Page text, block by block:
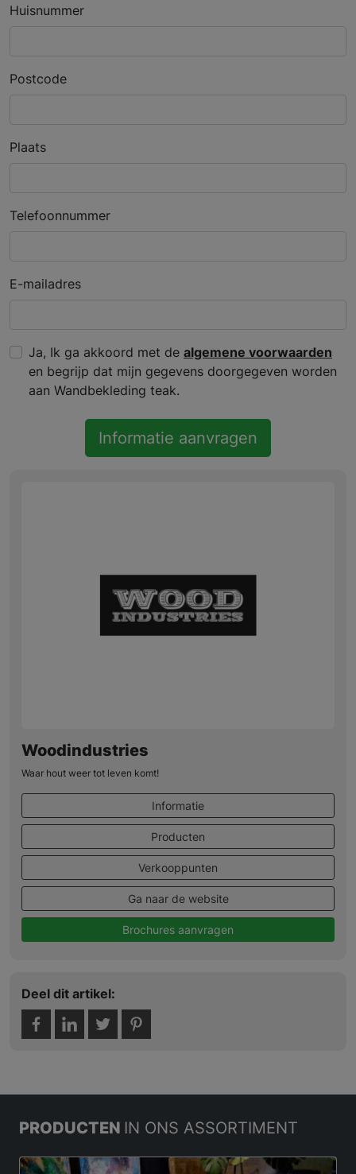
Huisnummer
Postcode
Plaats
Telefoonnummer
E-mailadres
Ja, Ik ga akkoord met de algemene voorwaarden
en begrijp dat mijn gegevens doorgegeven worden
aan Wandbekleding teak.
Informatie aanvragen
Woodindustries
Waar hout weer tot leven komt!
Informatie
Producten
Verkooppunten
Ga naar de website
Brochures aanvragen
Deel dit artikel:
PRODUCTEN IN ONS ASSORTIMENT